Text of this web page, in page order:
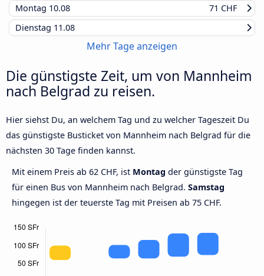
Montag 10.08
71 CHF
Dienstag 11.08
Mehr Tage anzeigen
Die günstigste Zeit, um von Mannheim
nach Belgrad zu reisen.
Hier siehst Du, an welchem Tag und zu welcher Tageszeit Du
das günstigste Busticket von Mannheim nach Belgrad für die
nächsten 30 Tage finden kannst.
Mit einem Preis ab 62 CHF, ist Montag der günstigste Tag
für einen Bus von Mannheim nach Belgrad. Samstag
hingegen ist der teuerste Tag mit Preisen ab 75 CHF.